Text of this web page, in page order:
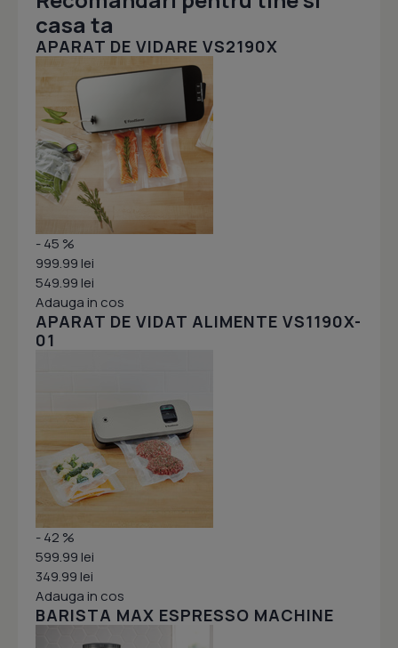
casa ta
APARAT DE VIDARE VS2190X
- 45 %
999.99 lei
549.99 lei
Adauga in cos
APARAT DE VIDAT ALIMENTE VS1190X-
01
- 42 %
599.99 lei
349.99 lei
Adauga in cos
BARISTA MAX ESPRESSO MACHINE